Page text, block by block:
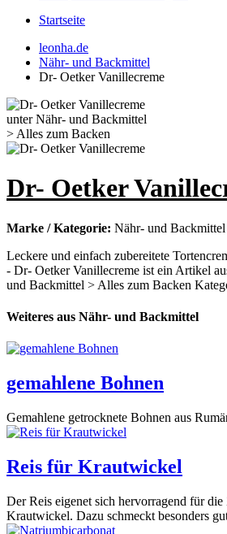
Startseite
leonha.de
Nähr- und Backmittel
Dr- Oetker Vanillecreme
Dr- Oetker
Marke / Kategorie: Nähr- und
Leckere und einfach zubereitete
- Dr- Oetker Vanillecreme ist ein Artikel
und Backmittel > Alles zum Backen
Weiteres aus Nähr- und Backmittel
gemahlene Bohnen
Gemahlene getrocknete Bohnen aus
Reis für Krautwickel
Der Reis eigenet sich hervorragend für
Krautwickel. Dazu schmeckt besonders